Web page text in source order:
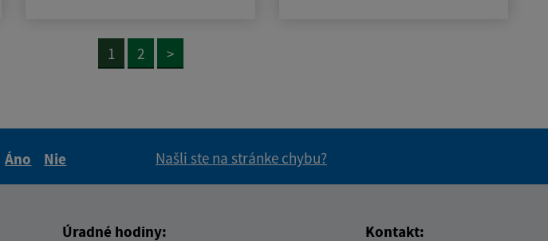
1 2 >
Áno
Nie
Našli ste na stránke chybu?
Úradné hodiny: Kontakt: